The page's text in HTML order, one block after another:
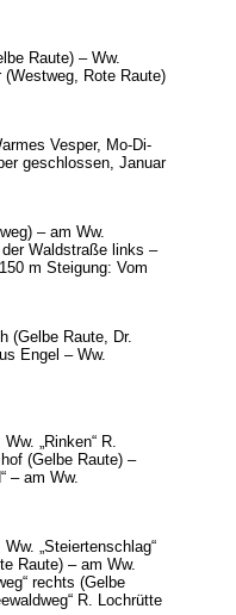
Raute) – Ww.
(Westweg, Rote Raute)
Vesper, Mo-Di-
geschlossen, Januar
– am Ww.
Waldstraße links –
m Steigung: Vom
(Gelbe Raute, Dr.
Engel – Ww.
„Rinken“ R.
(Gelbe Raute) –
– am Ww.
„Steiertenschlag“
Raute) – am Ww.
rechts (Gelbe
R. Lochrütte